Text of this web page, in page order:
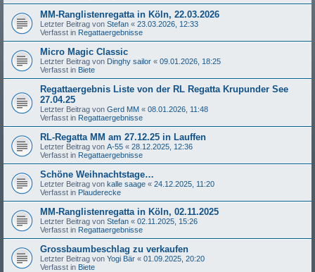
MM-Ranglistenregatta in Köln, 22.03.2026
Letzter Beitrag von Stefan « 23.03.2026, 12:33
Verfasst in Regattaergebnisse
Micro Magic Classic
Letzter Beitrag von Dinghy sailor « 09.01.2026, 18:25
Verfasst in Biete
Regattaergebnis Liste von der RL Regatta Krupunder See
27.04.25
Letzter Beitrag von Gerd MM « 08.01.2026, 11:48
Verfasst in Regattaergebnisse
RL-Regatta MM am 27.12.25 in Lauffen
Letzter Beitrag von A-55 « 28.12.2025, 12:36
Verfasst in Regattaergebnisse
Schöne Weihnachtstage…
Letzter Beitrag von kalle saage « 24.12.2025, 11:20
Verfasst in Plauderecke
MM-Ranglistenregatta in Köln, 02.11.2025
Letzter Beitrag von Stefan « 02.11.2025, 15:26
Verfasst in Regattaergebnisse
Grossbaumbeschlag zu verkaufen
Letzter Beitrag von Yogi Bär « 01.09.2025, 20:20
Verfasst in Biete